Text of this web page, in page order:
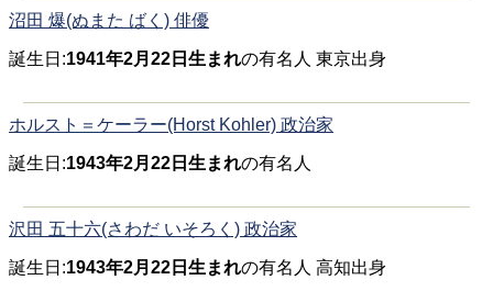
沼田 爆(ぬまた ばく) 俳優
誕生日:1941年2月22日生まれの有名人 東京出身
ホルスト＝ケーラー(Horst Kohler) 政治家
誕生日:1943年2月22日生まれの有名人
沢田 五十六(さわだ いそろく) 政治家
誕生日:1943年2月22日生まれの有名人 高知出身